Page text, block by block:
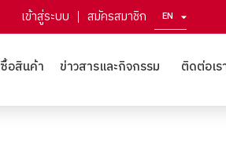
เข้าสู่ระบบ สมัครสมาชิก EN
ZH
ซื้อสินค้า ข่าวสารและกิจกรรม ติดต่อเร